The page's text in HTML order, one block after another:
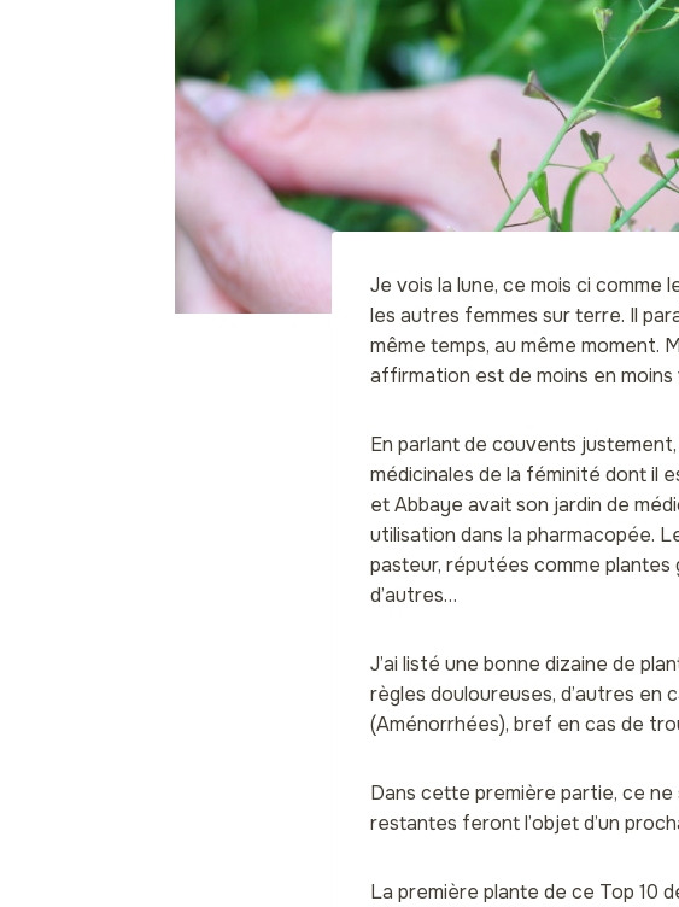
Je vois la lune, ce mois ci comme
les autres femmes sur terre. Il
même temps, au même
affirmation est de moins en
En parlant de couvents
médicinales de la féminité dont il
et Abbaye avait son jardin de
utilisation dans la pharmacopée.
pasteur, réputées comme plantes
d’autres…
J’ai listé une bonne dizaine de
règles douloureuses, d’autres en
(Aménorrhées), bref en cas de
Dans cette première partie, ce ne
restantes feront l’objet d’un
La première plante de ce Top 10